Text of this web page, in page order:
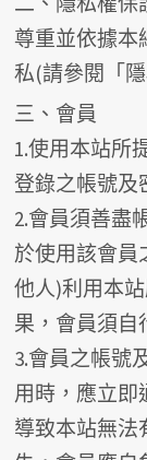
尊重並依據本
私(請參閱「
三、會員
1.使用本站所
登錄之帳號及
2.會員須善盡
於使用該會員
他人)利用本
果，會員須自
3.會員之帳號
用時，應立即
導致本站無法